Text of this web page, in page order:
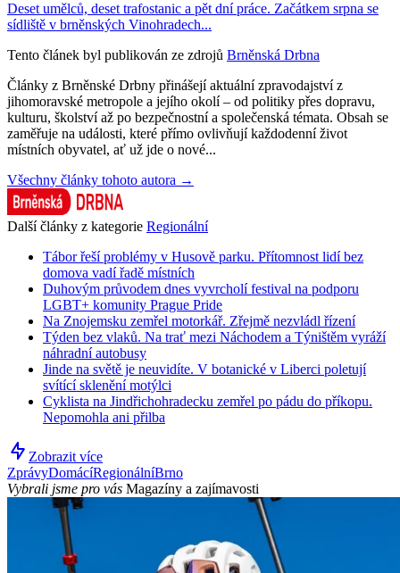
Deset umělců, deset trafostanic a pět dní práce. Začátkem srpna se
sídliště v brněnských Vinohradech...
Tento článek byl publikován ze zdrojů Brněnská Drbna
Články z Brněnské Drbny přinášejí aktuální zpravodajství z
jihomoravské metropole a jejího okolí – od politiky přes dopravu,
kulturu, školství až po bezpečnostní a společenská témata. Obsah se
zaměřuje na události, které přímo ovlivňují každodenní život
místních obyvatel, ať už jde o nové...
Všechny články tohoto autora →
Další články z kategorie Regionální
Tábor řeší problémy v Husově parku. Přítomnost lidí bez
domova vadí řadě místních
Duhovým průvodem dnes vyvrcholí festival na podporu
LGBT+ komunity Prague Pride
Na Znojemsku zemřel motorkář. Zřejmě nezvládl řízení
Týden bez vlaků. Na trať mezi Náchodem a Týništěm vyráží
náhradní autobusy
Jinde na světě je neuvidíte. V botanické v Liberci poletují
svítící sklenění motýlci
Cyklista na Jindřichohradecku zemřel po pádu do příkopu.
Nepomohla ani přilba
Zobrazit více
ZprávyDomácíRegionálníBrno
Vybrali jsme pro vás Magazíny a zajímavosti